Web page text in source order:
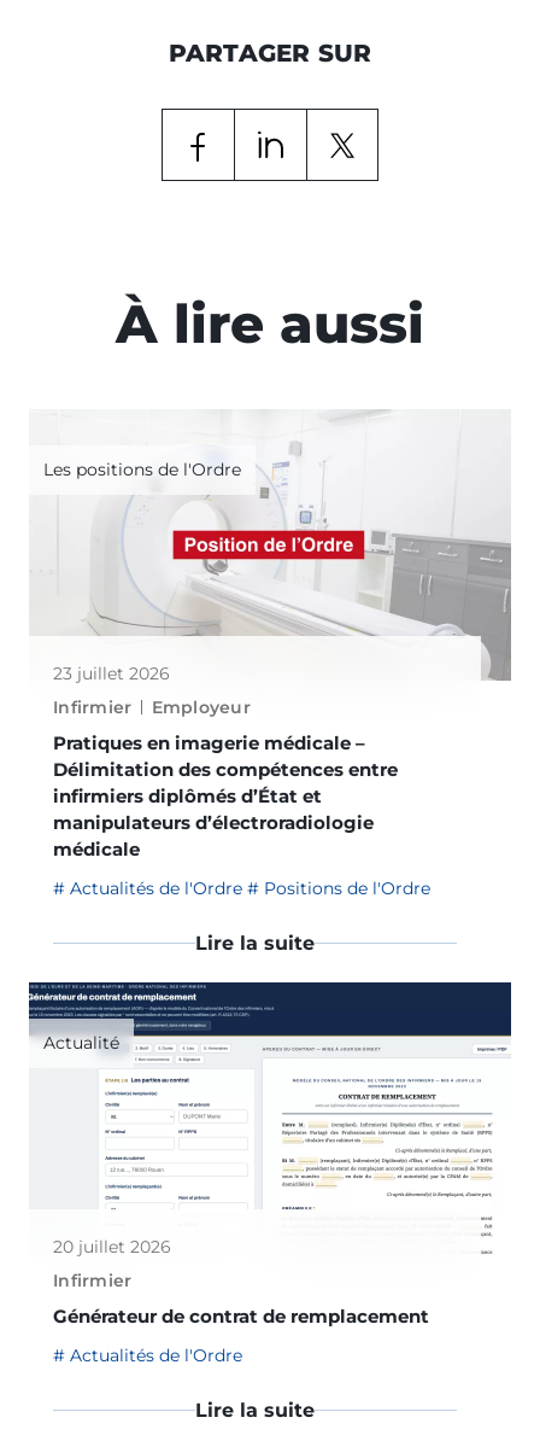
PARTAGER SUR
À lire aussi
Les positions de l'Ordre
23 juillet 2026
Infirmier
Employeur
Pratiques en imagerie médicale –
Délimitation des compétences entre
infirmiers diplômés d’État et
manipulateurs d’électroradiologie
médicale
Actualités de l'Ordre Positions de l'Ordre
Lire la suite
Actualité
20 juillet 2026
Infirmier
Générateur de contrat de remplacement
Actualités de l'Ordre
Lire la suite